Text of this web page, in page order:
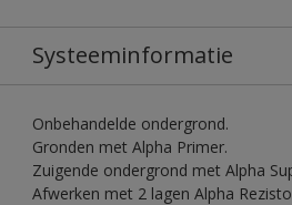
Systeeminformatie
Onbehandelde ondergrond.
Gronden met Alpha Primer.
Zuigende ondergrond met Alpha
Afwerken met 2 lagen Alpha